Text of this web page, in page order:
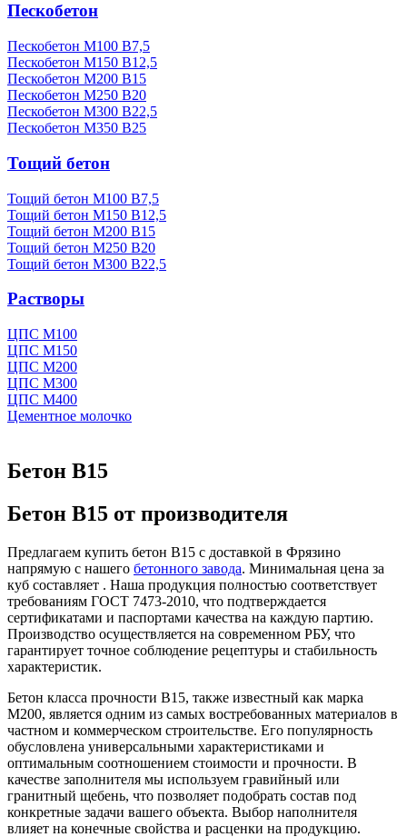
Пескобетон
Пескобетон М100 В7,5
Пескобетон М150 В12,5
Пескобетон М200 В15
Пескобетон М250 В20
Пескобетон М300 В22,5
Пескобетон М350 В25
Тощий бетон
Тощий бетон М100 В7,5
Тощий бетон М150 В12,5
Тощий бетон М200 В15
Тощий бетон М250 В20
Тощий бетон М300 В22,5
Растворы
ЦПС М100
ЦПС М150
ЦПС М200
ЦПС М300
ЦПС М400
Цементное молочко
Бетон B15
Бетон B15 от производителя
Предлагаем купить бетон B15 с доставкой в Фрязино
напрямую с нашего бетонного завода. Минимальная цена за
куб составляет . Наша продукция полностью соответствует
требованиям ГОСТ 7473-2010, что подтверждается
сертификатами и паспортами качества на каждую партию.
Производство осуществляется на современном РБУ, что
гарантирует точное соблюдение рецептуры и стабильность
характеристик.
Бетон класса прочности B15, также известный как марка
М200, является одним из самых востребованных материалов в
частном и коммерческом строительстве. Его популярность
обусловлена универсальными характеристиками и
оптимальным соотношением стоимости и прочности. В
качестве заполнителя мы используем гравийный или
гранитный щебень, что позволяет подобрать состав под
конкретные задачи вашего объекта. Выбор наполнителя
влияет на конечные свойства и расценки на продукцию.